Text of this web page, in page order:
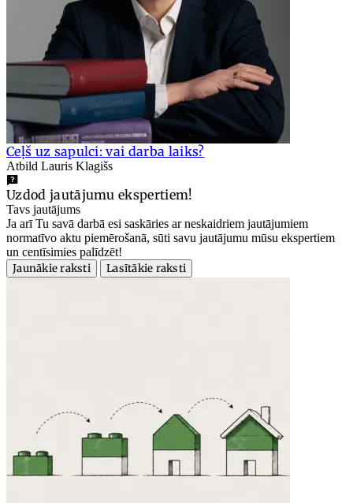
Ceļš uz sapulci: vai darba laiks?
Atbild Lauris Klagišs
Uzdod jautājumu ekspertiem!
Tavs jautājums
Ja arī Tu savā darbā esi saskāries ar neskaidriem jautājumiem
normatīvo aktu piemērošanā, sūti savu jautājumu mūsu ekspertiem
un centīsimies palīdzēt!
Jaunākie raksti
Lasītākie raksti